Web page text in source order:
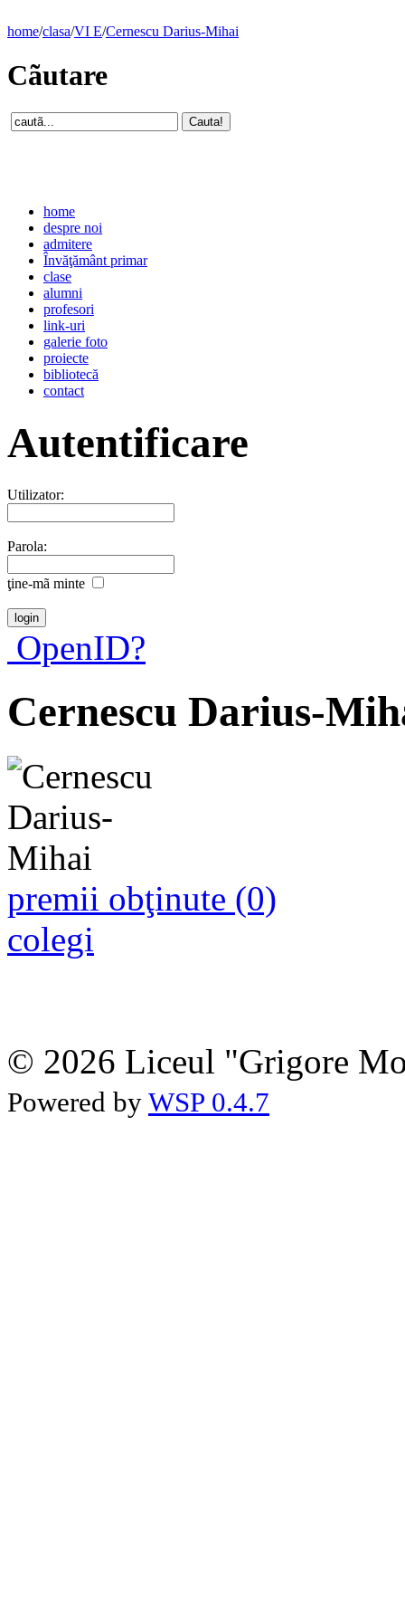
home/clasa/VI E/Cernescu Darius-Mihai
Cãutare
home
despre noi
admitere
Învăţământ primar
clase
alumni
profesori
link-uri
galerie foto
proiecte
bibliotecă
contact
Autentificare
Utilizator:
Parola:
ţine-mã minte
OpenID?
Cernescu Darius-
premii obţinute (0)
colegi
© 2026 Liceul "Grigore
Powered by WSP 0.4.7